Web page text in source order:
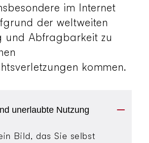
im Internet
der weltweiten
und Abfragbarkeit zu
kommen.
unerlaubte Nutzung
Bild, das Sie selbst